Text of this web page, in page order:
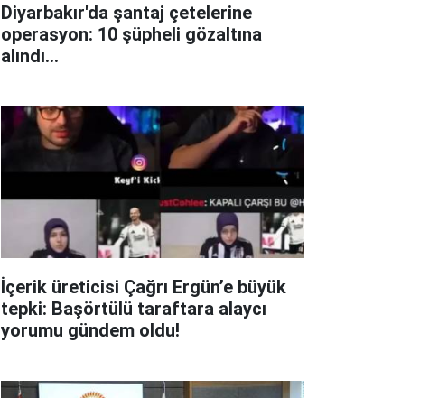
Diyarbakır'da şantaj çetelerine
operasyon: 10 şüpheli gözaltına
alındı...
İçerik üreticisi Çağrı Ergün’e büyük
tepki: Başörtülü taraftara alaycı
yorumu gündem oldu!